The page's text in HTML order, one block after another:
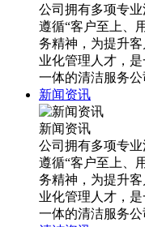
公司拥有多项专
遵循“客户至上、
务精神，为提升
业化管理人才，
一体的清洁服务公
新闻资讯
新闻资讯
公司拥有多项专
遵循“客户至上、
务精神，为提升
业化管理人才，
一体的清洁服务公